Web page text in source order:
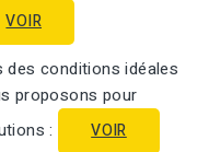
VOIR
conditions idéales
proposons pour
:
VOIR